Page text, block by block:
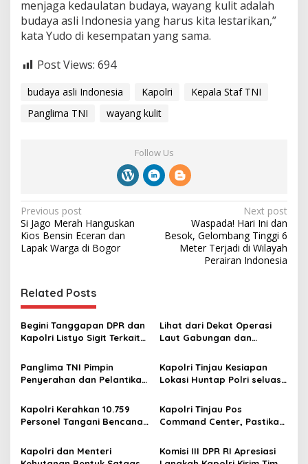
menjaga kedaulatan budaya, wayang kulit adalah
budaya asli Indonesia yang harus kita lestarikan,”
kata Yudo di kesempatan yang sama.
Post Views: 694
budaya asli Indonesia Kapolri
Kepala Staf TNI
Panglima TNI
wayang kulit
Follow Us
P
o
s
n
a
v
i
g
a
t
i
o
Previous post
Si Jago Merah Hanguskan
Kios Bensin Eceran dan
Lapak Warga di Bogor
Next post
Waspada! Hari Ini dan
Besok, Gelombang Tinggi 6
Meter Terjadi di Wilayah
Perairan Indonesia
Related Posts
Begini Tanggapan DPR dan
Kapolri Listyo Sigit Terkait
Timezone di Jakbar
Lihat dari Dekat Operasi
Laut Gabungan dan
Khusus TNI
Panglima TNI Pimpin
Penyerahan dan Pelantikan
Kapolri Tinjau Kesiapan
Lokasi Huntap Polri seluas
Kapolri Kerahkan 10.759
Personel Tangani Bencana
Kapolri Tinjau Pos
Command Center, Pastikan
dan Nyaman
Kapolri dan Menteri
Komisi III DPR RI Apresiasi